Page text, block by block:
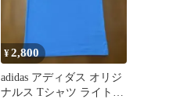
¥2,800
adidas アディダス オリジ
ナルス Tシャツ ライトブ